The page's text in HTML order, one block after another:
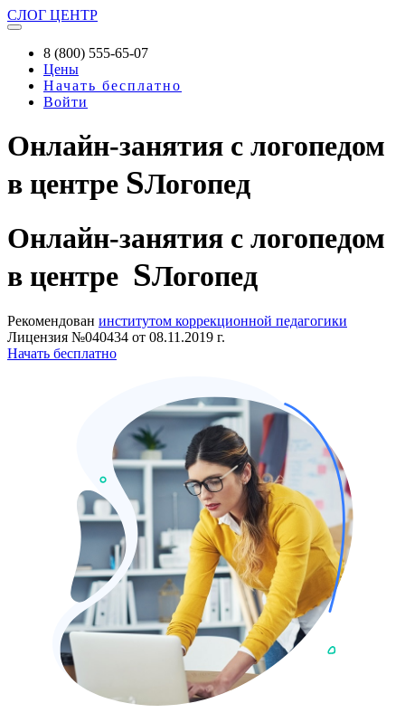
СЛОГ ЦЕНТР
8 (800) 555-65-07
Цены
Начать бесплатно
Войти
Онлайн-занятия с логопедом
в центре SЛогопед
Онлайн-занятия с логопедом
в центре SЛогопед
Рекомендован институтом коррекционной педагогики
Лицензия №040434 от 08.11.2019 г.
Начать бесплатно